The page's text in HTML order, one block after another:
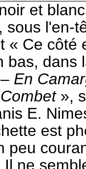
et
sous l'en-
« Ce côté
bas, dans
En
»,
E.
est
peu
ne